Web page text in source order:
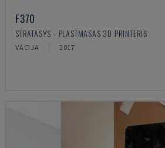
F370
STRATASYS - PLASTMASAS 3D PRINTERIS
VĀCIJA 2017